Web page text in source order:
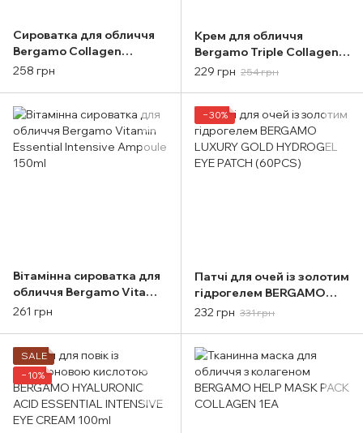
Сироватка для обличчя
Bergamo Collagen
Essential Intensive
258 грн
Крем для обличчя
Bergamo Triple Collagen
Firming Cream 50g
229 грн 254 грн
Вітамінна сироватка для
обличчя Bergamo Vitamin
Essential Intensive
261 грн
−30%
Патчі для очей із золотим
гідрогелем BERGAMO
LUXURY GOLD HYDROGEL
232 грн 331 грн
SALE
−10%